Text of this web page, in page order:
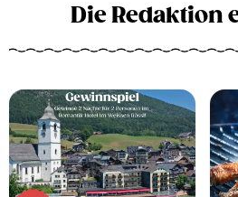
Die Redaktion